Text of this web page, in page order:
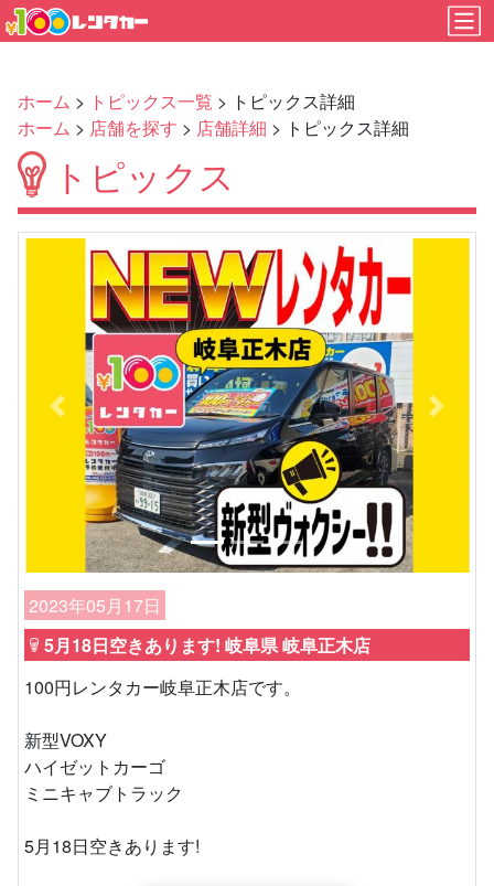
ホーム > トピックス一覧 > トピックス詳細
ホーム > 店舗を探す > 店舗詳細 > トピックス詳細
トピックス
Previous Next
2023年05月17日
5月18日空きあります! 岐阜県 岐阜正木店
100円レンタカー岐阜正木店です。
新型VOXY
ハイゼットカーゴ
ミニキャブトラック
5月18日空きあります!